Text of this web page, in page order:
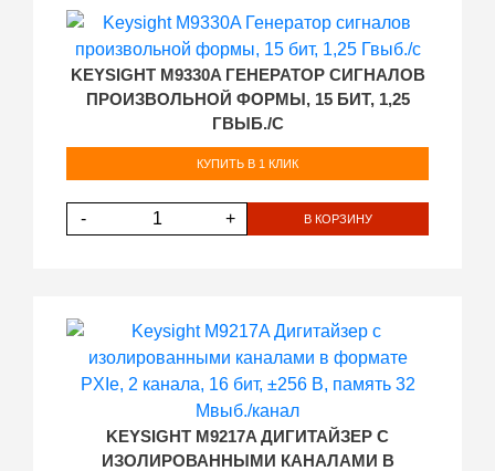
KEYSIGHT M9330A ГЕНЕРАТОР СИГНАЛОВ
ПРОИЗВОЛЬНОЙ ФОРМЫ, 15 БИТ, 1,25
ГВЫБ./С
КУПИТЬ В 1 КЛИК
- + В КОРЗИНУ
KEYSIGHT M9217A ДИГИТАЙЗЕР С
ИЗОЛИРОВАННЫМИ КАНАЛАМИ В